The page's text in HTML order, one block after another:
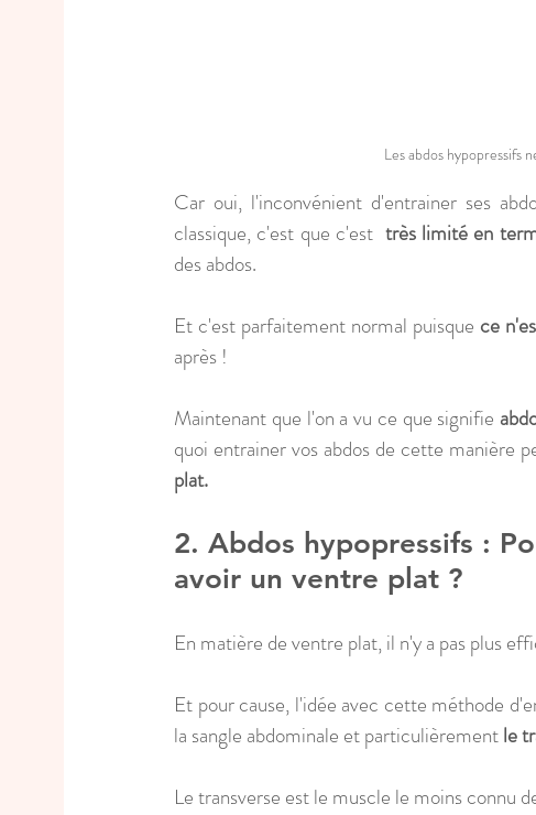
Les abdos hypopressifs
Car oui, l'inconvénient d'entrainer ses
classique, c'est que c'est très limité en
des abdos.
Et c'est parfaitement normal puisque ce
après !
Maintenant que l'on a vu ce que signifie
quoi entrainer vos abdos de cette manière
plat.
2. Abdos hypopressifs :
avoir un ventre plat ?
En matière de ventre plat, il n'y a pas plus
Et pour cause, l'idée avec cette méthode
la sangle abdominale et particulièrement le
Le transverse est le muscle le moins connu